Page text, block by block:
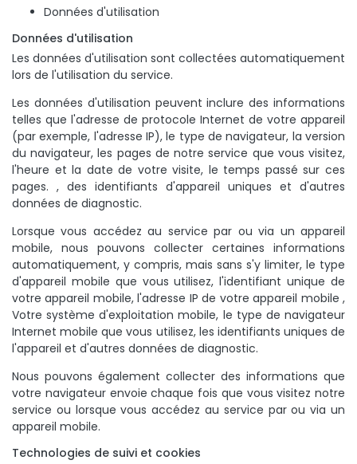
Données d'utilisation
Données d'utilisation
Les données d'utilisation sont collectées automatiquement
lors de l'utilisation du service.
Les données d'utilisation peuvent inclure des informations
telles que l'adresse de protocole Internet de votre appareil
(par exemple, l'adresse IP), le type de navigateur, la version
du navigateur, les pages de notre service que vous visitez,
l'heure et la date de votre visite, le temps passé sur ces
pages. , des identifiants d'appareil uniques et d'autres
données de diagnostic.
Lorsque vous accédez au service par ou via un appareil
mobile, nous pouvons collecter certaines informations
automatiquement, y compris, mais sans s'y limiter, le type
d'appareil mobile que vous utilisez, l'identifiant unique de
votre appareil mobile, l'adresse IP de votre appareil mobile ,
Votre système d'exploitation mobile, le type de navigateur
Internet mobile que vous utilisez, les identifiants uniques de
l'appareil et d'autres données de diagnostic.
Nous pouvons également collecter des informations que
votre navigateur envoie chaque fois que vous visitez notre
service ou lorsque vous accédez au service par ou via un
appareil mobile.
Technologies de suivi et cookies